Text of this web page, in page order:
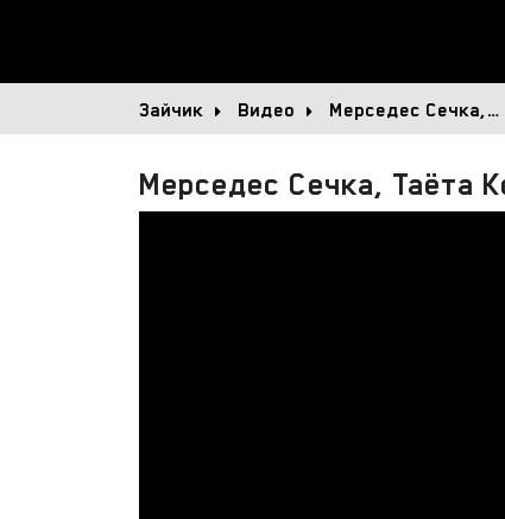
Зайчик Видео Мерседес Сечка,…
Мерседес Сечка, Таёта